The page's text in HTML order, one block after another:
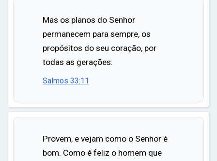
Mas os planos do Senhor
permanecem para sempre, os
propósitos do seu coração, por
todas as gerações.
Salmos 33:11
Provem, e vejam como o Senhor é
bom. Como é feliz o homem que